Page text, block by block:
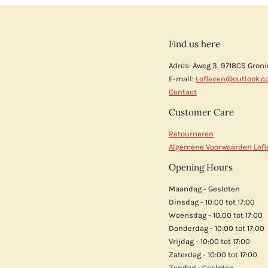
Find us here
Adres: Aweg 3, 9718CS
E-mail:
Contact
Customer Care
Retourneren
Algemene Voorwaarden
Opening Hours
Maandag - Gesloten
Dinsdag - 10:00 tot 17:00
Woensdag - 10:00 tot 17:00
Donderdag - 10:00 tot 17:00
Vrijdag - 10:00 tot 17:00
Zaterdag - 10:00 tot 17:00